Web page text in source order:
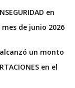
en
de junio 2026
alcanzó un monto
en el